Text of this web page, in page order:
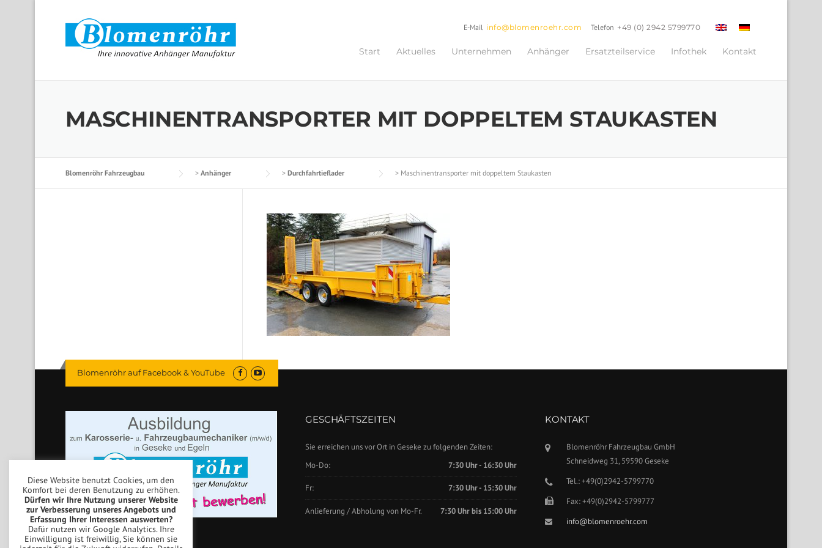
Telefon +49 (0) 2942 5799770
E-Mail info@blomenroehr.com
Start Aktuelles Unternehmen Anhänger Ersatzteilservice Infothek Kontakt
MASCHINENTRANSPORTER MIT DOPPELTEM STAUKASTEN
Blomenröhr Fahrzeugbau > Anhänger > Durchfahrtieflader > Maschinentransporter mit doppeltem Staukasten
Blomenröhr auf Facebook & YouTube
GESCHÄFTSZEITEN
Sie erreichen uns vor Ort in Geseke zu folgenden Zeiten:
Mo-Do:
7:30 Uhr - 16:30 Uhr
Fr: 7:30 Uhr - 15:30 Uhr
Anlieferung / Abholung von Mo-Fr. 7:30 Uhr bis 15:00 Uhr
KONTAKT
Blomenröhr Fahrzeugbau GmbH
Schneidweg 31, 59590 Geseke
Tel.: +49(0)2942-5799770
Fax: +49(0)2942-5799777
info@blomenroehr.com
Diese Website benutzt Cookies, um den
Komfort bei deren Benutzung zu erhöhen.
Dürfen wir Ihre Nutzung unserer Website
zur Verbesserung unseres Angebots und
Erfassung Ihrer Interessen auswerten?
Dafür nutzen wir Google Analytics. Ihre
Einwilligung ist freiwillig, Sie können sie